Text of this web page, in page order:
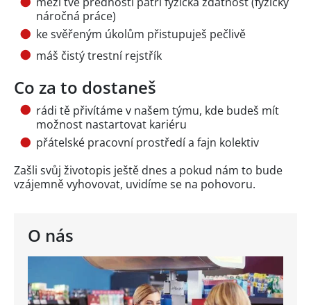
O nás
náročná práce)
ke svěřeným úkolům přistupuješ pečlivě
máš čistý trestní rejstřík
Co za to dostaneš
rádi tě přivítáme v našem týmu, kde budeš mít
možnost nastartovat kariéru
přátelské pracovní prostředí a fajn kolektiv
Zašli svůj životopis ještě dnes a pokud nám to bude
vzájemně vyhovovat, uvidíme se na pohovoru.